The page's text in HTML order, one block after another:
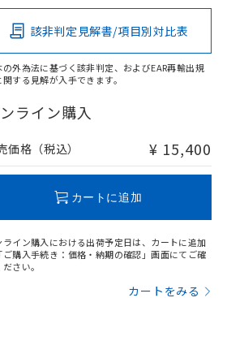
該非判定見解書/項目別対比表
の外為法に基づく該非判定、およびEAR再輸出規
する見解が入手できます。
ライン購入
価格（税込） ¥ 15,400
カートに追加
ライン購入における出荷予定日は、カートに追加
ご購入手続き：価格・納期の確認」画面にてご確
さい。
カートをみる